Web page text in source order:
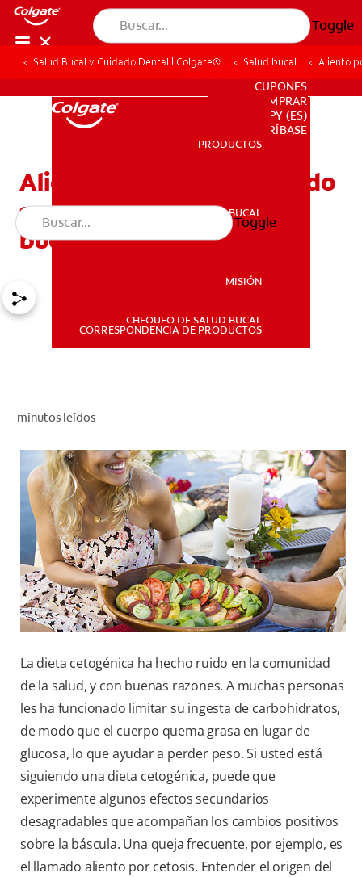
Toggle
PRODUCTOS
SALUD BUCAL
PARA PROFESIONALES
CUPONES
DONDE COMPRAR
PY (ES)
SUSCRÍBASE
PARA PROFESIONALES
CUPONES
DONDE COMPRAR
PY (ES)
SUSCRÍBASE
PRODUCTOS
SALUD BUCAL
MISIÓN
CHEQUEO DE SALUD BUCAL
CORRESPONDENCIA DE PRODUCTOS
Toggle
Salud Bucal y Cuidado Dental | Colgate® Salud bucal Aliento
Aliento por cetosis: Cuando
su dieta afecta su salud
bucal
minutos leídos
La dieta cetogénica ha hecho ruido en la comunidad
de la salud, y con buenas razones. A muchas personas
les ha funcionado limitar su ingesta de carbohidratos,
de modo que el cuerpo quema grasa en lugar de
glucosa, lo que ayudar a perder peso. Si usted está
siguiendo una dieta cetogénica, puede que
experimente algunos efectos secundarios
desagradables que acompañan los cambios positivos
sobre la báscula. Una queja frecuente, por ejemplo, es
el llamado aliento por cetosis. Entender el origen del